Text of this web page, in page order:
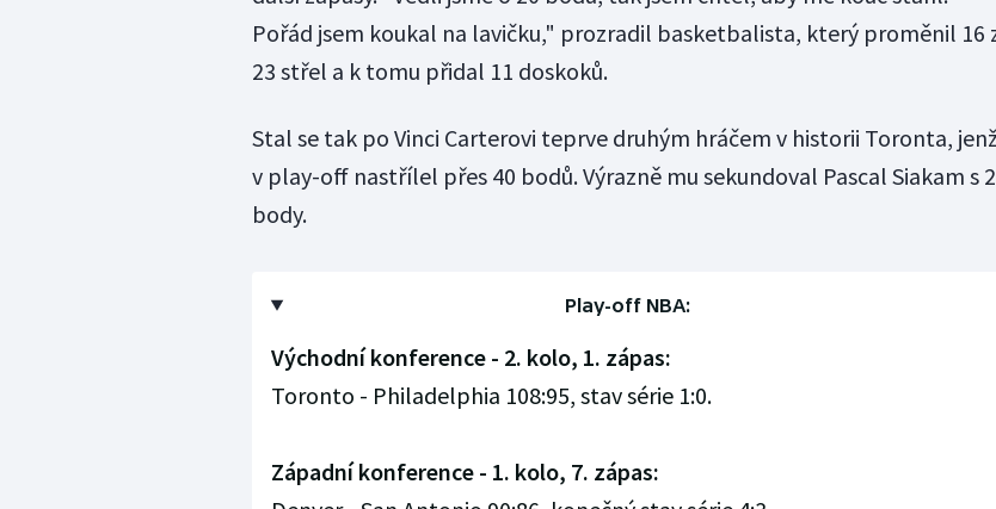
Pořád jsem koukal na lavičku," prozradil basketbalista, který proměnil 16
23 střel a k tomu přidal 11 doskoků.
Stal se tak po Vinci Carterovi teprve druhým hráčem v historii Toronta, jenž
v play-off nastřílel přes 40 bodů. Výrazně mu sekundoval Pascal Siakam s
body.
Play-off NBA:
Východní konference - 2. kolo, 1. zápas:
Toronto - Philadelphia 108:95, stav série 1:0.
Západní konference - 1. kolo, 7. zápas: